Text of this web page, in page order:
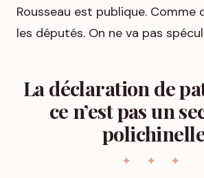
Rousseau est publique. Comme
les députés. On ne va pas
La déclaration de
ce n’est pas un